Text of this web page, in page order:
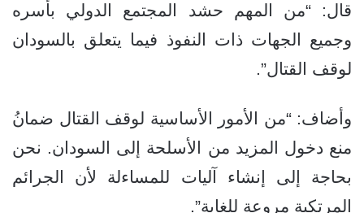
قال: “من المهم حشد المجتمع الدولي بأسره
وجميع الجهات ذات النفوذ فيما يتعلق بالسودان
لوقف القتال”.
وأضاف: “من الأمور الأساسية لوقف القتال ضمانُ
منع دخول المزيد من الأسلحة إلى السودان. نحن
بحاجة إلى إنشاء آليات للمساءلة لأن الجرائم
المرتكبة مروعة للغاية”.